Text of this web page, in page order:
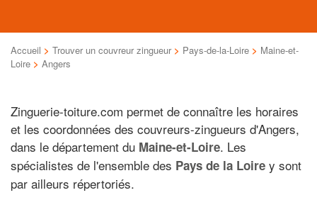
Accueil > Trouver un couvreur zingueur > Pays-de-la-Loire > Maine-et-
Loire > Angers
Zinguerie-toiture.com permet de connaître les horaires
et les coordonnées des couvreurs-zingueurs d'Angers,
dans le département du Maine-et-Loire. Les
spécialistes de l'ensemble des Pays de la Loire y sont
par ailleurs répertoriés.